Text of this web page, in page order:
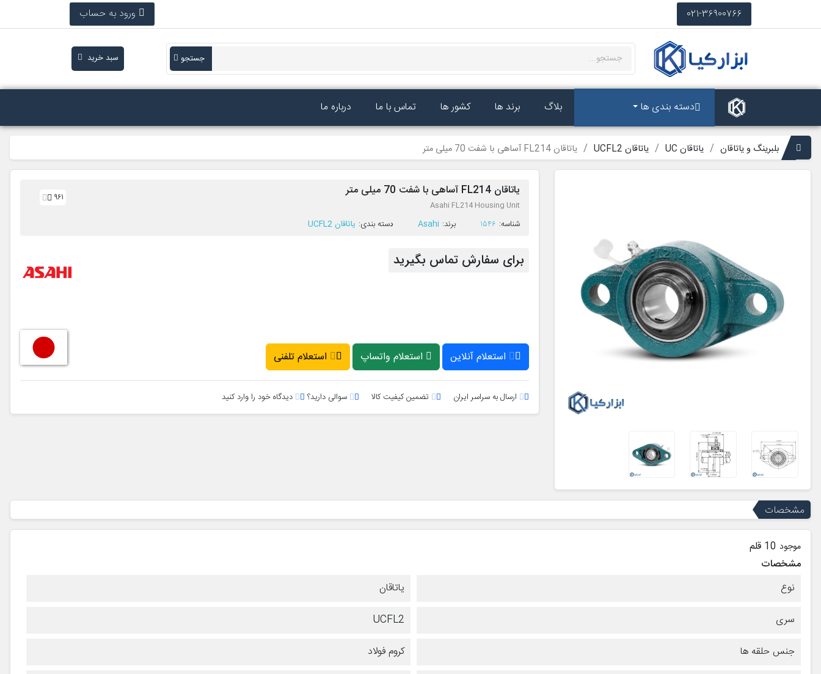
021-36900766 ورود به حساب
جستجو سبد خرید
دسته بندی ها بلاگ برند ها کشور ها تماس با ما درباره ما
بلبرینگ و یاتاقان یاتاقان UC یاتاقان UCFL2 یاتاقان FL214 آساهی با شفت 70 میلی متر
یاتاقان FL214 آساهی با شفت 70 میلی متر
Asahi FL214 Housing Unit
961
ﺷﻨﺎﺳﻪ: 1546 ﺑﺮﻧﺪ: Asahi ﺩﺳﺘﻪ ﺑﻨﺪی: یاتاقان UCFL2
برای سفارش تماس بگیرید
استعلام آنلاین استعلام واتساپ استعلام تلفنی
ارسال به سراسر ایران تضمین کیفیت کالا سوالی دارید؟ دیدگاه خود را وارد کنید
مشخصات
موجود 10 قلم
مشخصات
نوع
یاتاقان
سری
UCFL2
جنس حلقه ها
کروم فولاد